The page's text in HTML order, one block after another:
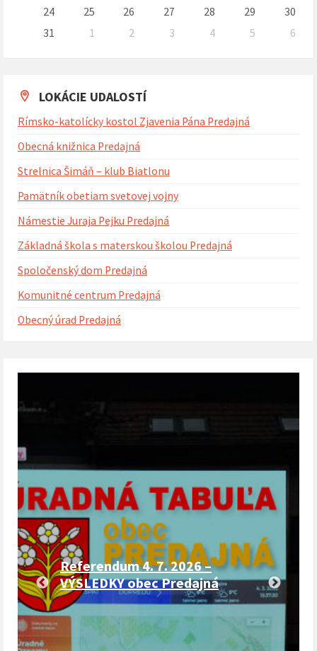
24 25 26 27 28 29
30
31
1 2 3 4 5
6
na
dni
LOKÁCIE UDALOSTÍ
Rímsko-katolícky kostol Zjavenia Pána Predajná
Obecná knižnica Predajná
Strelnica Šimáň – klub Biatlonu
Pamätník obetiam svetovej vojny
Námestie Juraja Pejku Predajná
Základná škola s materskou školou Predajná
Spoločenský dom Predajná
Komunitné centrum Predajná
Obecný úrad Predajná
Referendum 4. 7. 2026 –
VÝSLEDKY obec Predajná